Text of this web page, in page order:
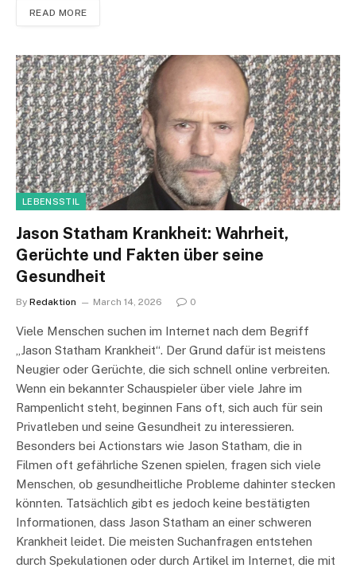
READ MORE
LEBENSSTIL
Jason Statham Krankheit: Wahrheit,
Gerüchte und Fakten über seine
Gesundheit
By Redaktion March 14, 2026 0
Viele Menschen suchen im Internet nach dem Begriff
„Jason Statham Krankheit“. Der Grund dafür ist meistens
Neugier oder Gerüchte, die sich schnell online verbreiten.
Wenn ein bekannter Schauspieler über viele Jahre im
Rampenlicht steht, beginnen Fans oft, sich auch für sein
Privatleben und seine Gesundheit zu interessieren.
Besonders bei Actionstars wie Jason Statham, die in
Filmen oft gefährliche Szenen spielen, fragen sich viele
Menschen, ob gesundheitliche Probleme dahinter stecken
könnten. Tatsächlich gibt es jedoch keine bestätigten
Informationen, dass Jason Statham an einer schweren
Krankheit leidet. Die meisten Suchanfragen entstehen
durch Spekulationen oder durch Artikel im Internet, die mit